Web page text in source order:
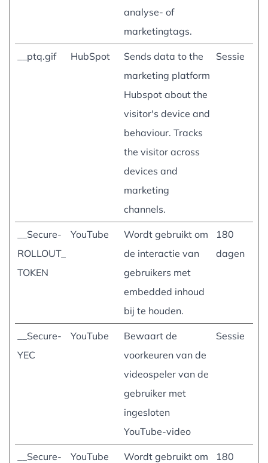
analyse- of
marketingtags.
__ptq.gif HubSpot
Sends data to the
marketing platform
Hubspot about the
visitor's device and
behaviour. Tracks
the visitor across
devices and
marketing
channels.
Sessie
__Secure-
ROLLOUT_
TOKEN
YouTube
Wordt gebruikt om
de interactie van
gebruikers met
embedded inhoud
bij te houden.
180
dagen
__Secure-
YEC
YouTube
Bewaart de
voorkeuren van de
videospeler van de
gebruiker met
ingesloten
YouTube-video
Sessie
__Secure-
YouTube
Wordt gebruikt om
180